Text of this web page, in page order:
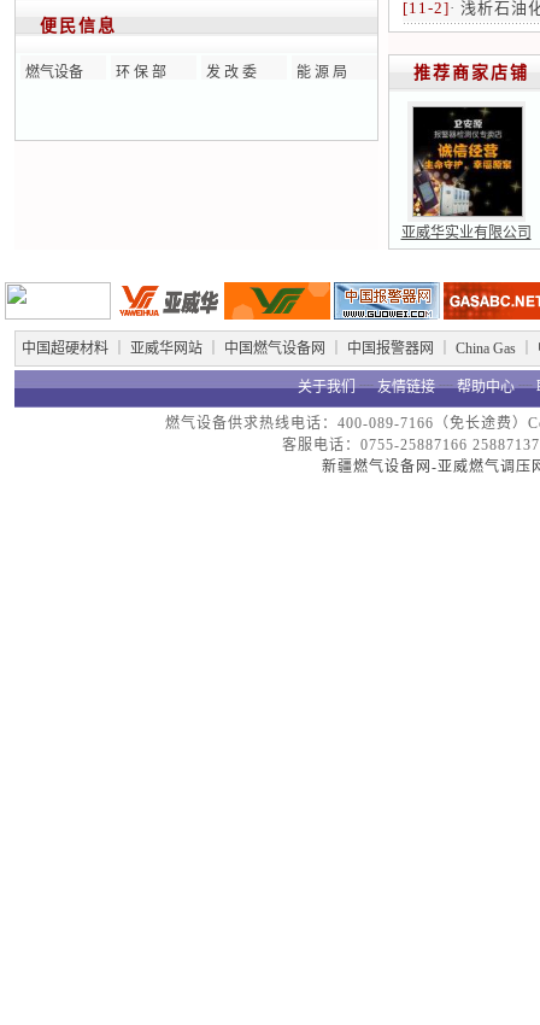
便民信息
燃气设备 环 保 部 发 改 委 能 源 局
[11-2]· 浅析石油
推荐商家店铺
亚威华实业有限公司
中国超硬材料 亚威华网站 中国燃气设备网 中国报警器网 China Gas
关于我们┈友情链接┈帮助中心┈
燃气设备供求热线电话：400-089-7166（免长途费
客服电话：0755-25887166
新疆燃气设备网-亚威燃气调压